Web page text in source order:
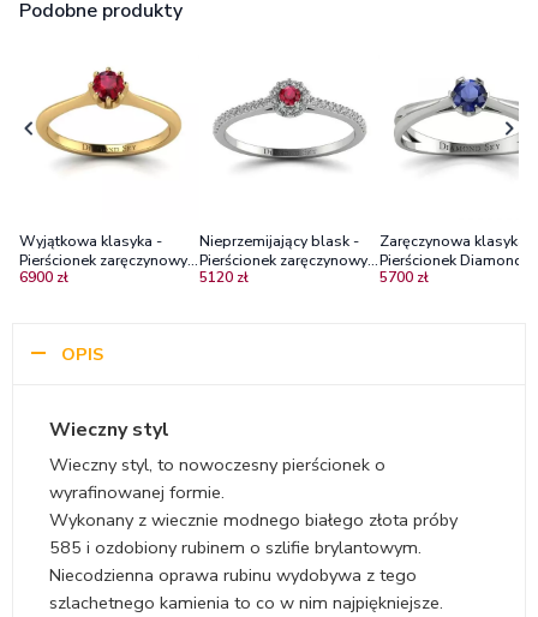
Podobne produkty
Wyjątkowa klasyka -
Pierścionek zaręczynowy
Diamond Sky z rubinem,
6900 zł
Nieprzemijający blask -
Pierścionek zaręczynowy
Diamond Sky, białe złoto,
5120 zł
Zaręczynowa klasyka -
Pierścionek Diamond
białe złoto, szafir
5700 zł
OPIS
Wieczny styl
Wieczny styl, to nowoczesny pierścionek o
wyrafinowanej formie.
Wykonany z wiecznie modnego białego złota próby
585 i ozdobiony rubinem o szlifie brylantowym.
Niecodzienna oprawa rubinu wydobywa z tego
szlachetnego kamienia to co w nim najpiękniejsze.